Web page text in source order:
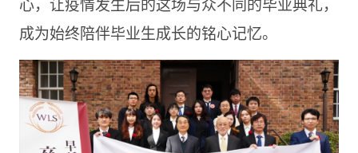
成为始终陪伴毕业生成长的铭心记忆。